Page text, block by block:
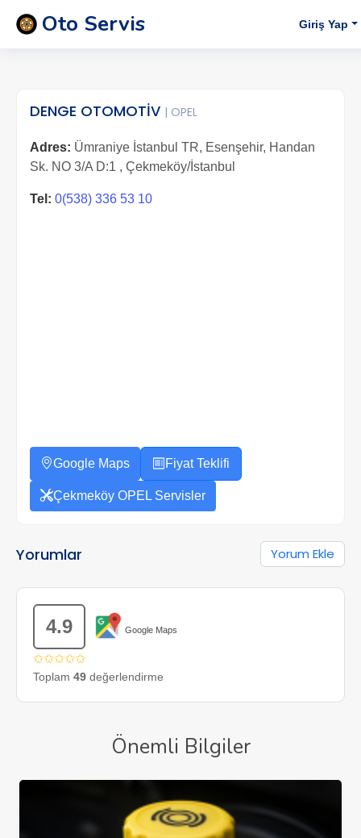
Oto Servis Giriş Yap
DENGE OTOMOTİV | OPEL
Adres: Ümraniye İstanbul TR, Esenşehir, Handan
Sk. NO 3/A D:1 , Çekmeköy/İstanbul
Tel: 0(538) 336 53 10
Google Maps Fiyat Teklifi
Çekmeköy OPEL Servisler
Yorumlar Yorum Ekle
4.9 Google Maps
✩✩✩✩✩
Toplam 49 değerlendirme
Önemli Bilgiler